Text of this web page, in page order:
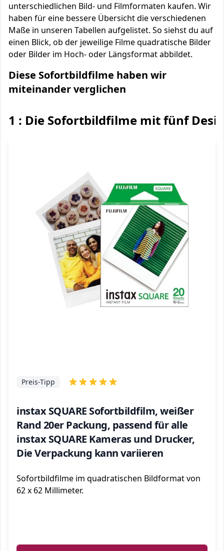
unterschiedlichen Bild- und Filmformaten kaufen. Wir
haben für eine bessere Übersicht die verschiedenen
Maße in unseren Tabellen aufgelistet. So siehst du auf
einen Blick, ob der jeweilige Filme quadratische Bilder
oder Bilder im Hoch- oder Längsformat abbildet.
Diese Sofortbildfilme haben wir
miteinander verglichen
1 : Die Sofortbildfilme mit fünf
instax SQUARE Sofortbildfilm, weißer
Rand 20er Packung, passend für alle
instax SQUARE Kameras und Drucker,
Die Verpackung kann variieren
Preis-Tipp
Sofortbildfilme im quadratischen Bildformat von
62 x 62 Millimeter.